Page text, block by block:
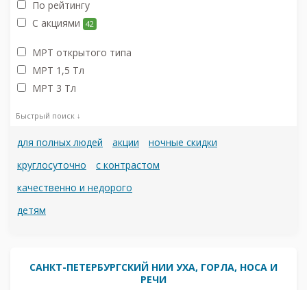
По рейтингу
С акциями 42
МРТ открытого типа
МРТ 1,5 Тл
МРТ 3 Тл
Быстрый поиск ↓
для полных людей акции
ночные скидки
круглосуточно
с контрастом
качественно и недорого
детям
САНКТ-ПЕТЕРБУРГСКИЙ НИИ УХА, ГОРЛА, НОСА И
РЕЧИ